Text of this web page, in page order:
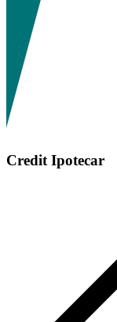
Credit Ipotecar